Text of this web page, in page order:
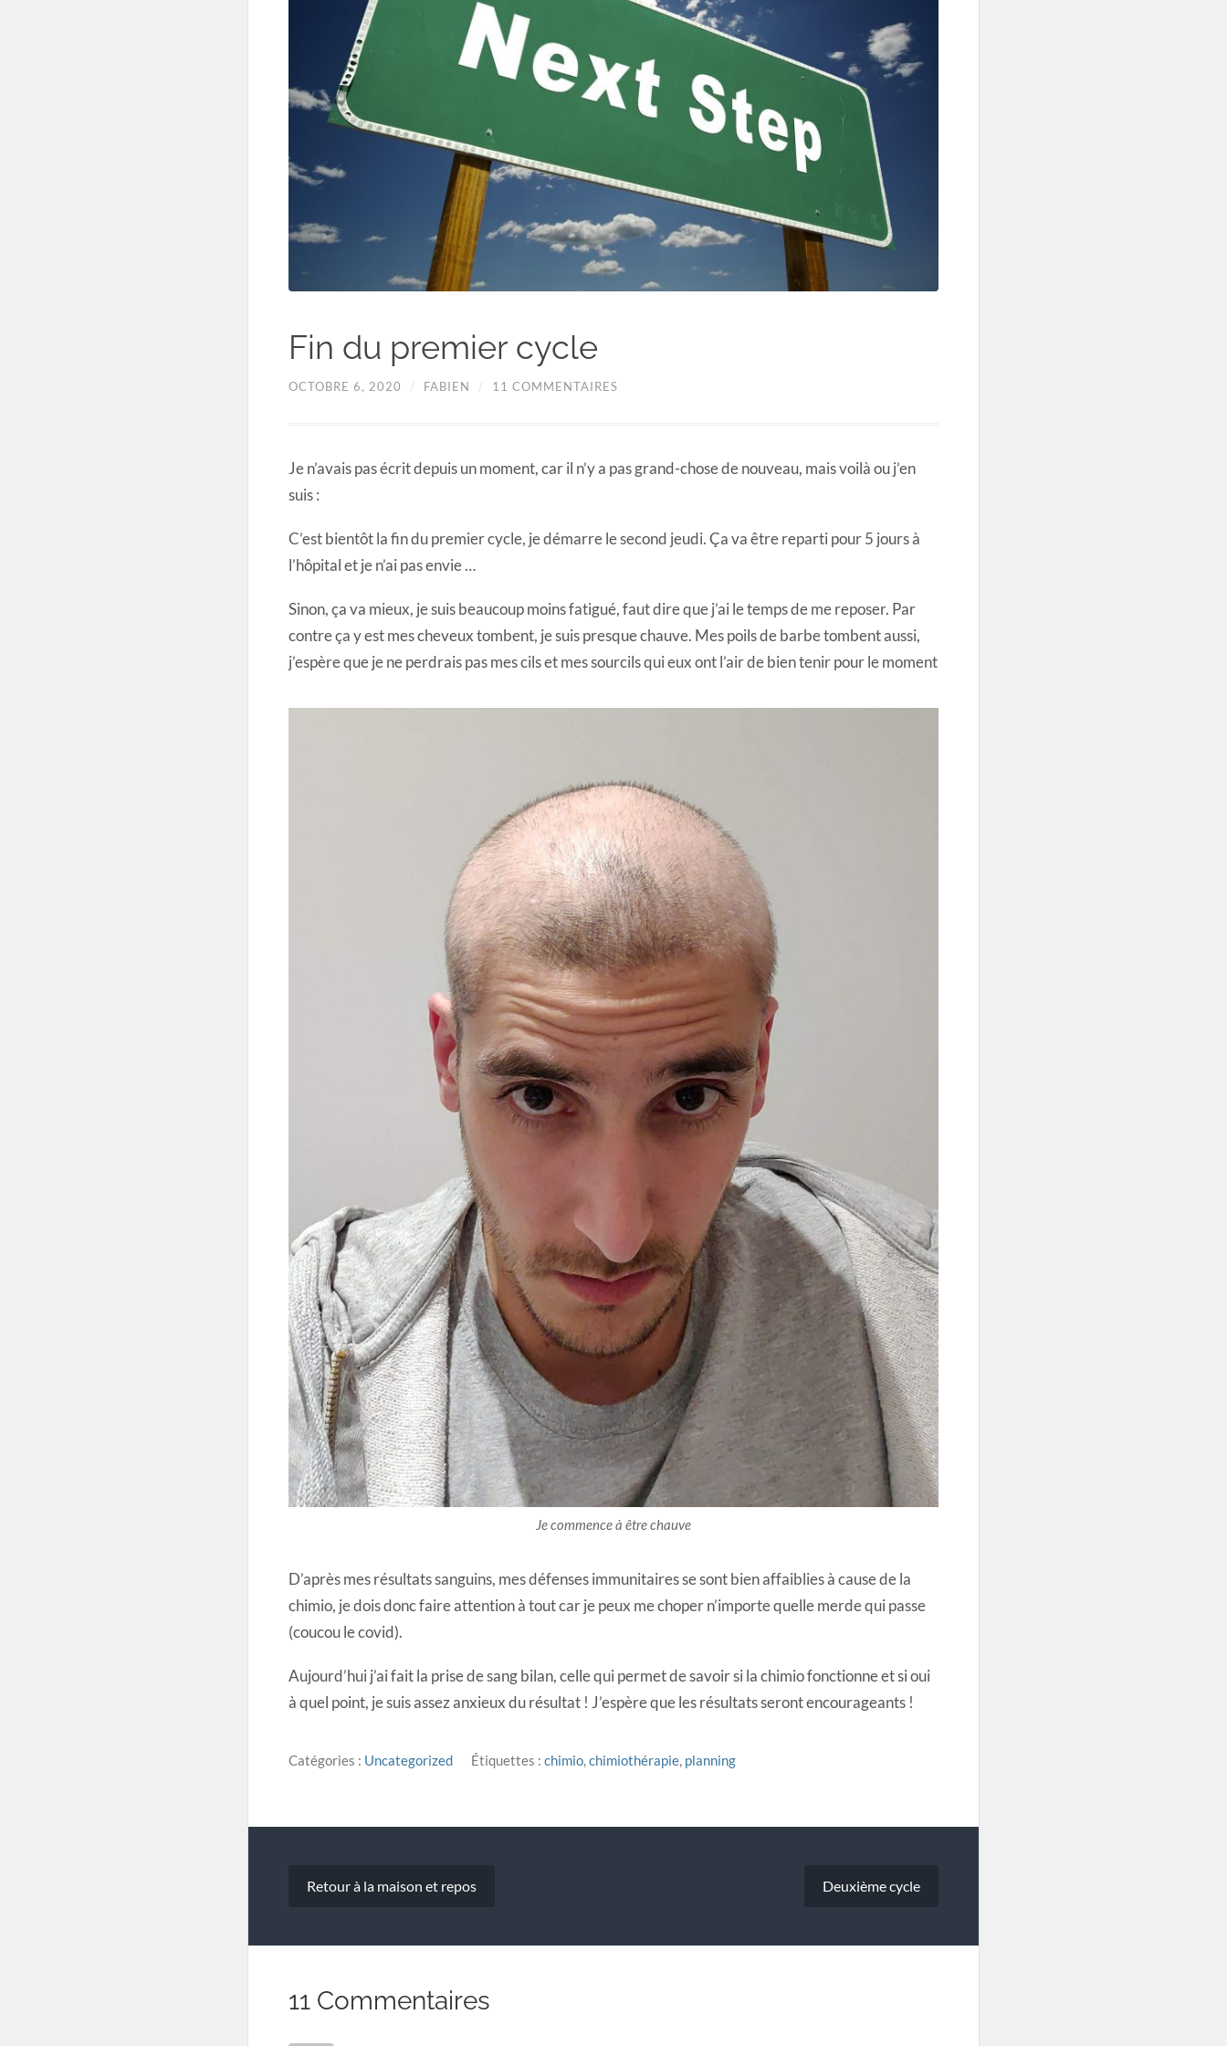
Fin du premier cycle
OCTOBRE 6, 2020 / FABIEN / 11 COMMENTAIRES
Je n’avais pas écrit depuis un moment, car il n’y a pas grand-chose de nouveau, mais voilà ou j’en
suis :
C’est bientôt la fin du premier cycle, je démarre le second jeudi. Ça va être reparti pour 5 jours à
l’hôpital et je n’ai pas envie …
Sinon, ça va mieux, je suis beaucoup moins fatigué, faut dire que j’ai le temps de me reposer. Par
contre ça y est mes cheveux tombent, je suis presque chauve. Mes poils de barbe tombent aussi,
j’espère que je ne perdrais pas mes cils et mes sourcils qui eux ont l’air de bien tenir pour le moment
Je commence à être chauve
D’après mes résultats sanguins, mes défenses immunitaires se sont bien affaiblies à cause de la
chimio, je dois donc faire attention à tout car je peux me choper n’importe quelle merde qui passe
(coucou le covid).
Aujourd’hui j’ai fait la prise de sang bilan, celle qui permet de savoir si la chimio fonctionne et si oui
à quel point, je suis assez anxieux du résultat ! J’espère que les résultats seront encourageants !
Catégories : Uncategorized Étiquettes : chimio chimiothérapie planning
de
Retour à la maison et repos Deuxième cycle
11 Commentaires